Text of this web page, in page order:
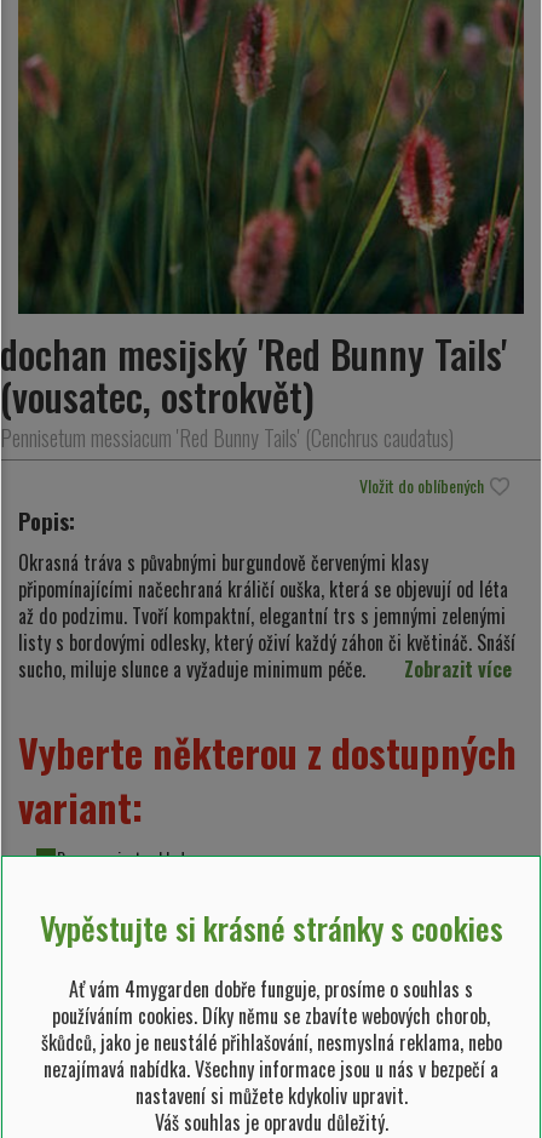
dochan mesijský 'Red Bunny Tails'
(vousatec, ostrokvět)
Pennisetum messiacum 'Red Bunny Tails' (Cenchrus caudatus)
Vložit do oblíbených
Popis:
Okrasná tráva s půvabnými burgundově červenými klasy
připomínajícími načechraná králičí ouška, která se objevují od léta
až do podzimu. Tvoří kompaktní, elegantní trs s jemnými zelenými
listy s bordovými odlesky, který oživí každý záhon či květináč. Snáší
sucho, miluje slunce a vyžaduje minimum péče.
Zobrazit více
Vyberte některou z dostupných
variant:
Pouze varianty skladem
rostlina v květináči
3 l
výška rostliny 40-60
cm
SKLADEM 161 ks
Vypěstujte si krásné stránky s cookies
Ať vám 4mygarden dobře funguje, prosíme o souhlas s
používáním cookies. Díky němu se zbavíte webových chorob,
škůdců, jako je neustálé přihlašování, nesmyslná reklama, nebo
nezajímavá nabídka. Všechny informace jsou u nás v bezpečí a
nastavení si můžete kdykoliv upravit.
Váš souhlas je opravdu důležitý.